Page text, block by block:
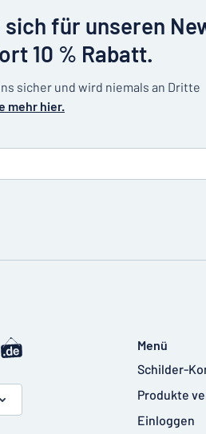
für unseren
10 % Rabatt.
sicher und wird niemals an Dritte
mehr hier.
Menü
Schilder-
Produkte
Einloggen